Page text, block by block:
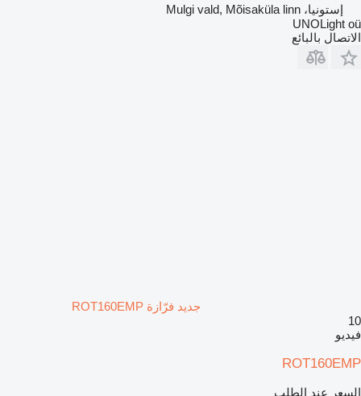
إستونيا، Mulgi vald, Mõisaküla linn
UNOLight oü
الاتصال بالبائع
جديد فرّازة ROT160EMP
10
فيديو
ROT160EMP
السعر عند الطلب